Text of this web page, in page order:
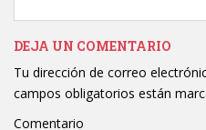
DEJA UN COMENTARIO
Tu dirección de correo
campos obligatorios están
Comentario